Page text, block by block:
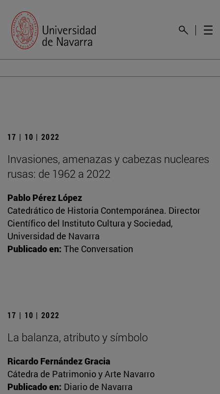
17 | 10 | 2022
Invasiones, amenazas y cabezas nucleares
rusas: de 1962 a 2022
Pablo Pérez López
Catedrático de Historia Contemporánea. Director
Científico del Instituto Cultura y Sociedad,
Universidad de Navarra
Publicado en: The Conversation
17 | 10 | 2022
La balanza, atributo y símbolo
Ricardo Fernández Gracia
Cátedra de Patrimonio y Arte Navarro
Publicado en: Diario de Navarra